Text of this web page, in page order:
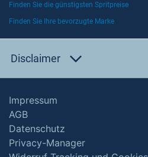
Finden Sie die günstigsten Spritpreise
Finden Sie Ihre bevorzugte Marke
Disclaimer
Impressum
AGB
Datenschutz
Privacy-Manager